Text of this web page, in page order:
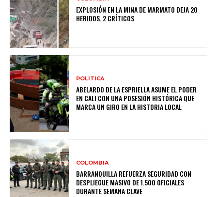
EXPLOSIÓN EN LA MINA DE MARMATO DEJA 20
HERIDOS, 2 CRÍTICOS
POLITICA
ABELARDO DE LA ESPRIELLA ASUME EL PODER
EN CALI CON UNA POSESIÓN HISTÓRICA QUE
MARCA UN GIRO EN LA HISTORIA LOCAL
COLOMBIA
BARRANQUILLA REFUERZA SEGURIDAD CON
DESPLIEGUE MASIVO DE 1.500 OFICIALES
DURANTE SEMANA CLAVE